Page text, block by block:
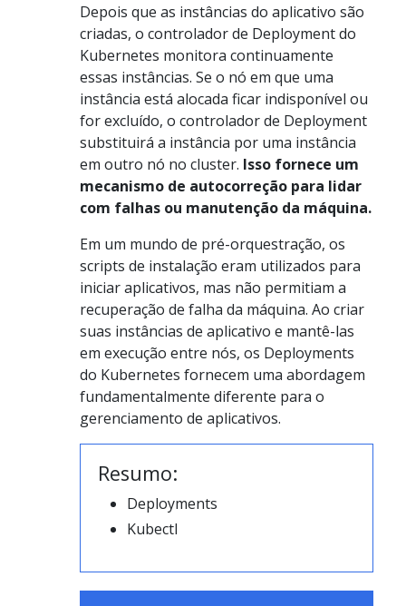
Depois que as instâncias do aplicativo são
criadas, o controlador de Deployment do
Kubernetes monitora continuamente
essas instâncias. Se o nó em que uma
instância está alocada ficar indisponível ou
for excluído, o controlador de Deployment
substituirá a instância por uma instância
em outro nó no cluster. Isso fornece um
mecanismo de autocorreção para lidar
com falhas ou manutenção da máquina.
Em um mundo de pré-orquestração, os
scripts de instalação eram utilizados para
iniciar aplicativos, mas não permitiam a
recuperação de falha da máquina. Ao criar
suas instâncias de aplicativo e mantê-las
em execução entre nós, os Deployments
do Kubernetes fornecem uma abordagem
fundamentalmente diferente para o
gerenciamento de aplicativos.
Resumo:
Deployments
Kubectl